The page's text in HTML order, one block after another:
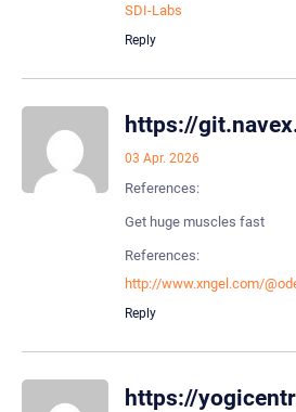
SDI-Labs
Reply
https://
03 Apr. 2026
References:
Get huge muscles fast
References:
http://www.xngel.com/
Reply
https://